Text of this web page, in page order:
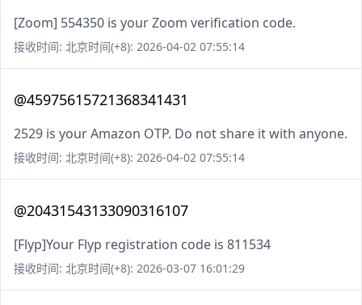
[Zoom] 554350 is your Zoom verification code.
接收时间: 北京时间(+8): 2026-04-02 07:55:14
@45975615721368341431
2529 is your Amazon OTP. Do not share it with anyone.
接收时间: 北京时间(+8): 2026-04-02 07:55:14
@20431543133090316107
[Flyp]Your Flyp registration code is 811534
接收时间: 北京时间(+8): 2026-03-07 16:01:29